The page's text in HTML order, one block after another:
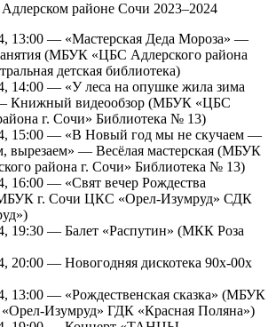
районе Сочи 2023–2024
13:00 — «Мастерская Деда Мороза» —
(МБУК «ЦБС Адлерского района
детская библиотека)
14:00 — «У леса на опушке жила зима
Книжный видеообзор (МБУК «ЦБС
г. Сочи» Библиотека № 13)
15:00 — «В Новый год мы не скучаем —
вырезаем» — Весёлая мастерская (МБУК
района г. Сочи» Библиотека № 13)
16:00 — «Свят вечер Рождества
г. Сочи ЦКС «Орел-Изумруд» СДК
19:30 — Балет «Распутин» (МКК Роза
20:00 — Новогодняя дискотека 90х-00х
13:00 — «Рождественская сказка» (МБУК
Изумруд» ГДК «Красная Поляна»)